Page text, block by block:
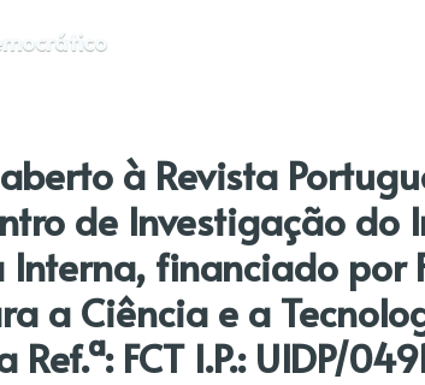
à Revista
de Investigação do
financiado por
a Ciência e a
FCT I.P.: UIDP/